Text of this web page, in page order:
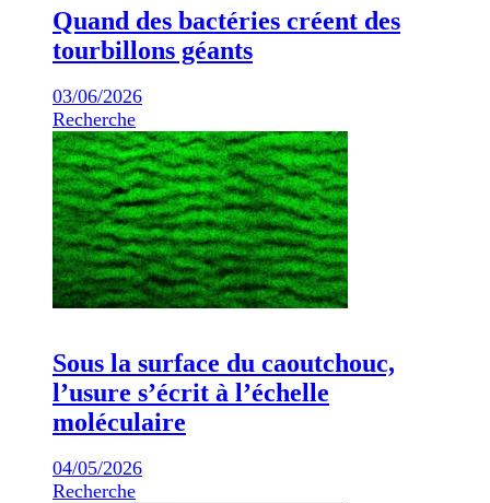
Quand des bactéries créent des
tourbillons géants
03/06/2026
Recherche
Sous la surface du caoutchouc,
l’usure s’écrit à l’échelle
moléculaire
04/05/2026
Recherche